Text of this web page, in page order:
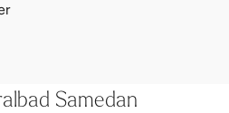
Samedan